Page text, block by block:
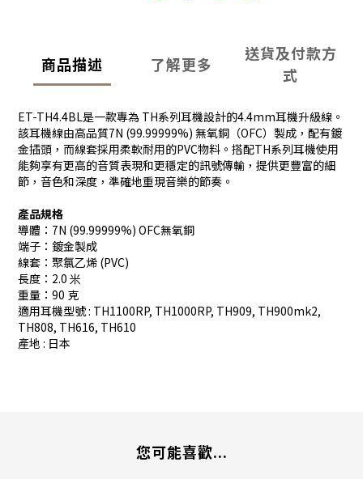
商品描述 了解更多
送貨及付款方
式
ET-TH4.4BL是一款專為 TH系列耳機設計的4.4mm耳機升級線。
該耳機線由高品質7N (99.99999%) 無氧銅（OFC）製成，配有鍍
金插頭，而線套採用柔軟耐用的PVC物料。搭配TH系列耳機使用
能夠享有更高的音質表現和更穩定的訊號傳輸，提供更豐富的細
節，音色和深度，準確地重現音樂的節奏。
產品規格
導體：7N (99.99999%) OFC無氧銅
端子：鍍金製成
線套：聚氯乙烯 (PVC)
長度：2.0 米
重量：90 克
適用耳機型號 : TH1100RP, TH1000RP, TH909, TH900mk2,
TH808, TH616, TH610
產地 : 日本
您可能喜歡...